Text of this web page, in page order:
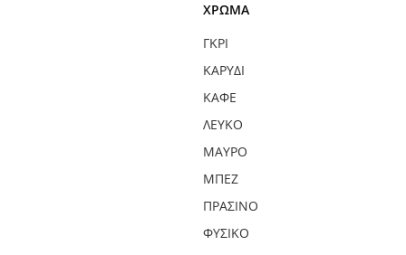
ΧΡΏΜΑ
ΓΚΡΙ
ΚΑΡΥΔΊ
ΚΑΦΈ
ΛΕΥΚΌ
ΜΑΎΡΟ
ΜΠΕΖ
ΠΡΆΣΙΝΟ
ΦΥΣΙΚΌ